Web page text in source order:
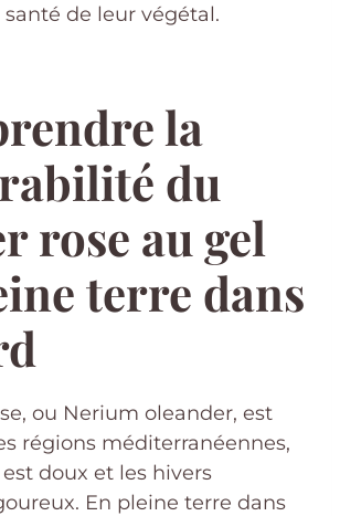
de leur végétal.
la
du
rose au gel
terre dans
ou Nerium oleander, est
régions méditerranéennes,
doux et les hivers
En pleine terre dans